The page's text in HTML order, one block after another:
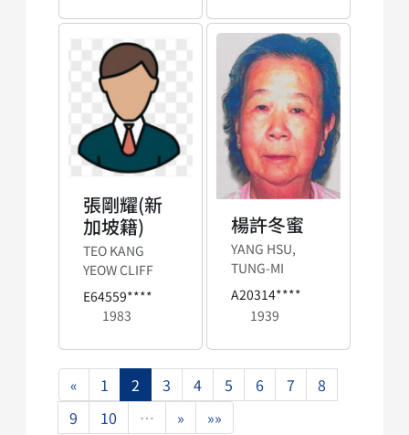
張剛耀(新
加坡籍)
TEO KANG
YEOW CLIFF
E64559****
1983
楊許冬蜜
YANG HSU,
TUNG-MI
A20314****
1939
« 1 2 3 4 5 6 7
8
9
10 … » »»